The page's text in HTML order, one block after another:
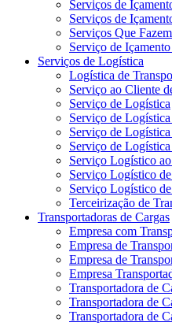
Serviços de
Serviços de
Serviços Que
Serviço de
Serviços de Logística
Logística de
Serviço ao Cliente
Serviço de Logística
Serviço de
Serviço de
Serviço de
Serviço Logístico
Serviço Logístico
Serviço Logístico
Terceirização de
Transportadoras de Cargas
Empresa com
Empresa de
Empresa de
Empresa
Transportadora de
Transportadora de
Transportadora de